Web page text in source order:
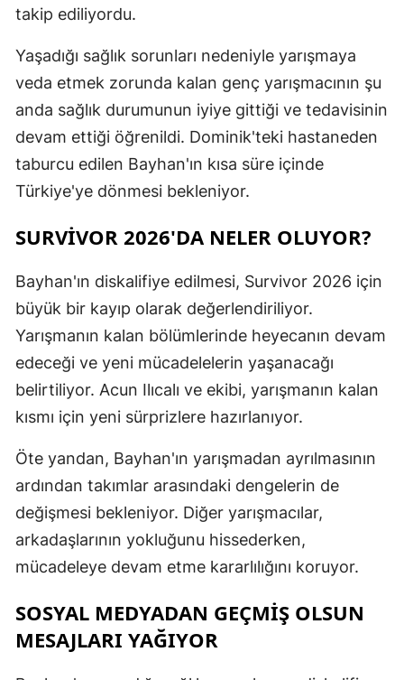
takip ediliyordu.
Yaşadığı sağlık sorunları nedeniyle yarışmaya
veda etmek zorunda kalan genç yarışmacının şu
anda sağlık durumunun iyiye gittiği ve tedavisinin
devam ettiği öğrenildi. Dominik'teki hastaneden
taburcu edilen Bayhan'ın kısa süre içinde
Türkiye'ye dönmesi bekleniyor.
SURVIVOR 2026'DA NELER OLUYOR?
Bayhan'ın diskalifiye edilmesi, Survivor 2026 için
büyük bir kayıp olarak değerlendiriliyor.
Yarışmanın kalan bölümlerinde heyecanın devam
edeceği ve yeni mücadelelerin yaşanacağı
belirtiliyor. Acun Ilıcalı ve ekibi, yarışmanın kalan
kısmı için yeni sürprizlere hazırlanıyor.
Öte yandan, Bayhan'ın yarışmadan ayrılmasının
ardından takımlar arasındaki dengelerin de
değişmesi bekleniyor. Diğer yarışmacılar,
arkadaşlarının yokluğunu hissederken,
mücadeleye devam etme kararlılığını koruyor.
SOSYAL MEDYADAN GEÇMIŞ OLSUN
MESAJLARI YAĞIYOR